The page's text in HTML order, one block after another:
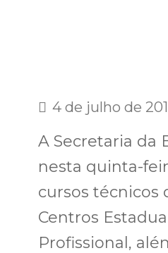
4 de julho de
A Secretaria da
nesta quinta-
cursos técnicos
Centros
Profissional,